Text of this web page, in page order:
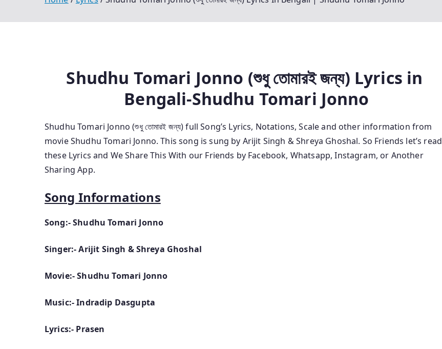
Shudhu Tomari Jonno (শুধু তোমারই জন্য) Lyrics in
Bengali-Shudhu Tomari Jonno
Shudhu Tomari Jonno (শুধু তোমারই জন্য) full Song’s Lyrics, Notations, Scale and other information from
movie Shudhu Tomari Jonno. This song is sung by Arijit Singh & Shreya Ghoshal. So Friends let’s read
these Lyrics and We Share This With our Friends by Facebook, Whatsapp, Instagram, or Another
Sharing App.
Song Informations
Song:- Shudhu Tomari Jonno
Singer:- Arijit Singh & Shreya Ghoshal
Movie:- Shudhu Tomari Jonno
Music:- Indradip Dasgupta
Lyrics:- Prasen